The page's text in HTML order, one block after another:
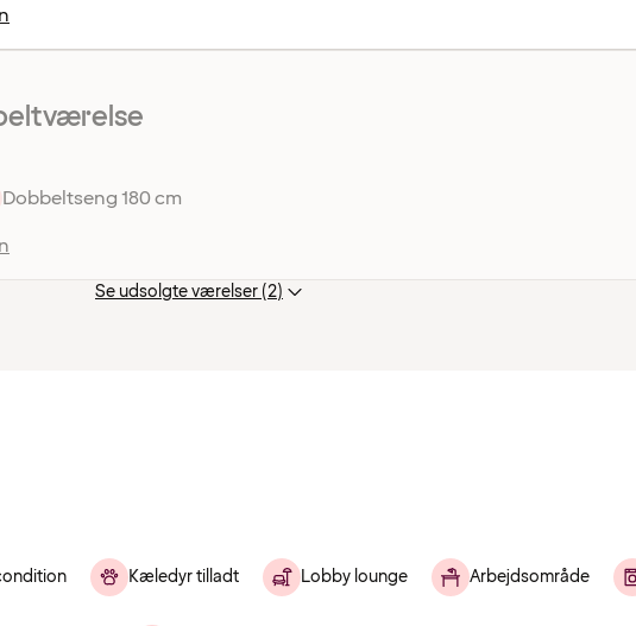
Dobbeltseng 180 cm
Se udsolgte værelser (2)
Kæledyr tilladt Lobby lounge Arbejdsområde